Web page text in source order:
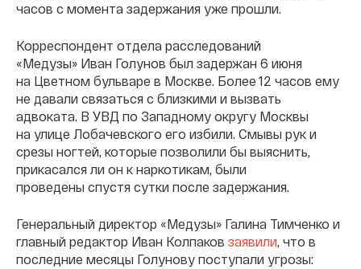
часов с момента задержания уже прошли.
Корреспондент отдела расследований
«Медузы» Иван Голунов был задержан 6 июня
на Цветном бульваре в Москве. Более 12 часов ему
не давали связаться с близкими и вызвать
адвоката. В УВД по Западному округу Москвы
на улице Лобачевского его избили. Смывы рук и
срезы ногтей, которые позволили бы выяснить,
прикасался ли он к наркотикам, были
проведены спустя сутки после задержания.
Генеральный директор «Медузы» Галина Тимченко и
главный редактор Иван Колпаков заявили, что в
последние месяцы Голунову поступали угрозы: